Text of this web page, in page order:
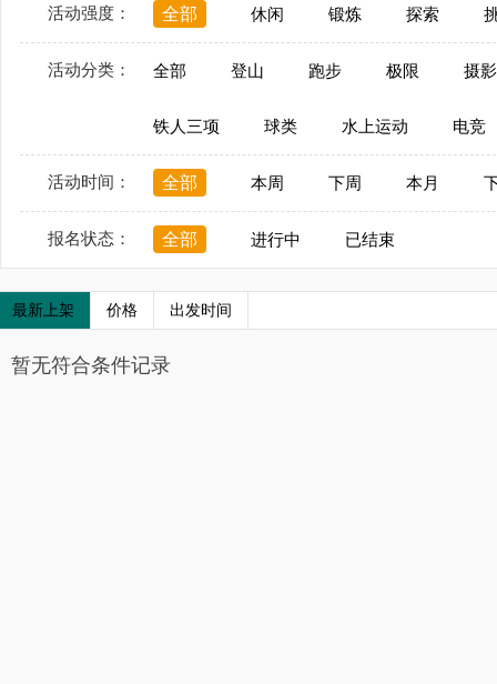
活动强度： 全部 休闲 锻炼 探索
活动分类： 全部 登山 跑步 极限 摄影
铁人三项 球类 水上运动 电竞
活动时间： 全部 本周 下周 本月
报名状态： 全部 进行中 已结束
最新上架 价格 出发时间
暂无符合条件记录